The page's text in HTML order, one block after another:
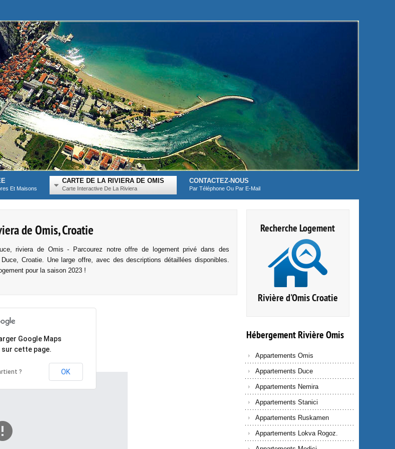
Et Maisons
CARTE DE LA RIVIERA DE OMIS
Carte Interactive De La Riviera
CONTACTEZ-NOUS
Par Téléphone Ou Par E-Mail
de Omis, Croatie
riviera de Omis - Parcourez notre offre de logement privé dans des
Croatie. Une large offre, avec des descriptions détaillées disponibles.
pour la saison 2023 !
Google Maps
cette page.
? OK
Recherche Logement
Rivière d'Omis Croatie
HébergementRivièreOmis
Appartements Omis
Appartements Duce
Appartements Nemira
Appartements Stanici
Appartements Ruskamen
Appartements Lokva Rogoz.